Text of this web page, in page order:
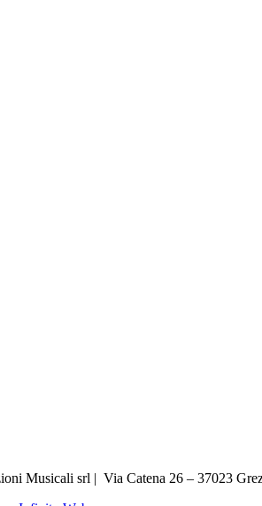
Musicali srl | Via Catena 26 – 37023